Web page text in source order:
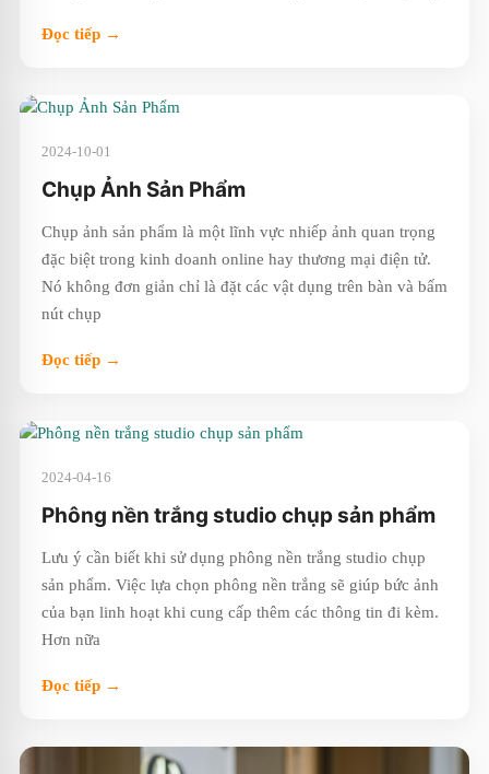
Đọc tiếp →
2024-10-01
Chụp Ảnh Sản Phẩm
Chụp ảnh sản phẩm là một lĩnh vực nhiếp ảnh quan trọng
đặc biệt trong kinh doanh online hay thương mại điện tử.
Nó không đơn giản chỉ là đặt các vật dụng trên bàn và bấm
nút chụp
Đọc tiếp →
2024-04-16
Phông nền trắng studio chụp sản phẩm
Lưu ý cần biết khi sử dụng phông nền trắng studio chụp
sản phẩm. Việc lựa chọn phông nền trắng sẽ giúp bức ảnh
của bạn linh hoạt khi cung cấp thêm các thông tin đi kèm.
Hơn nữa
Đọc tiếp →